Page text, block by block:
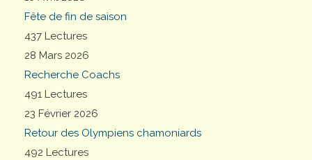
Fête de fin de saison
437 Lectures
28 Mars 2026
Recherche Coachs
491 Lectures
23 Février 2026
Retour des Olympiens chamoniards
492 Lectures